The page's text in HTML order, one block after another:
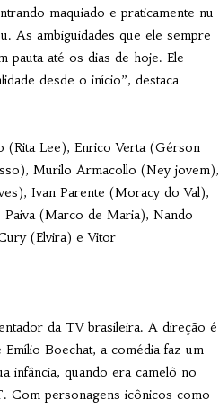
maquiado e praticamente nu
As ambiguidades que ele sempre
pauta até os dias de hoje. Ele
desde o início”, destaca
(Rita Lee), Enrico Verta (Gérson
Murilo Armacollo (Ney jovem),
Ivan Parente (Moracy do Val),
(Marco de Maria), Nando
(Elvira) e Vitor
da TV brasileira. A direção é
Boechat, a comédia faz um
infância, quando era camelô no
Com personagens icônicos como